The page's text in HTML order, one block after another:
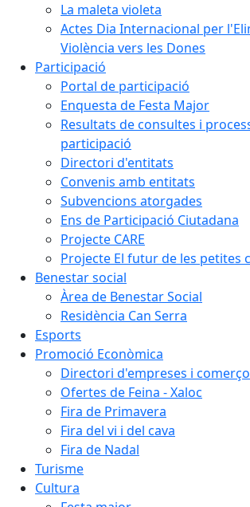
La maleta violeta
Actes Dia Internacional per
Violència vers les Dones
Participació
Portal de participació
Enquesta de Festa Major
Resultats de consultes i
participació
Directori d'entitats
Convenis amb entitats
Subvencions atorgades
Ens de Participació Ciutadana
Projecte CARE
Projecte El futur de les petites
Benestar social
Àrea de Benestar Social
Residència Can Serra
Esports
Promoció Econòmica
Directori d'empreses i
Ofertes de Feina - Xaloc
Fira de Primavera
Fira del vi i del cava
Fira de Nadal
Turisme
Cultura